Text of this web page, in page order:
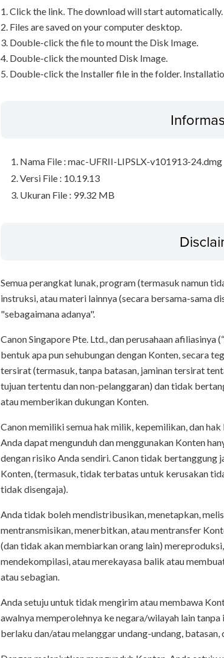
1. Click the link. The download will start automatically.
2. Files are saved on your computer desktop.
3. Double-click the file to mount the Disk Image.
4. Double-click the mounted Disk Image.
5. Double-click the Installer file in the folder.
Nama File : mac-UFRII-LIPSLX-v101913-24.dmg
Versi File : 10.19.13
Ukuran File : 99.32 MB
Semua perangkat lunak, program (termasuk namun
instruksi, atau materi lainnya (secara bersama-sama
"sebagaimana adanya".
Canon Singapore Pte. Ltd., dan perusahaan afiliasinya
bentuk apa pun sehubungan dengan Konten, secara
tersirat (termasuk, tanpa batasan, jaminan tersirat
tujuan tertentu dan non-pelanggaran) dan tidak
atau memberikan dukungan Konten.
Canon memiliki semua hak milik, kepemilikan, dan
Anda dapat mengunduh dan menggunakan Konten
dengan risiko Anda sendiri. Canon tidak bertanggung
Konten, (termasuk, tidak terbatas untuk kerusakan
tidak disengaja).
Anda tidak boleh mendistribusikan, menetapkan,
mentransmisikan, menerbitkan, atau mentransfer
(dan tidak akan membiarkan orang lain)
mendekompilasi, atau merekayasa balik atau
atau sebagian.
Anda setuju untuk tidak mengirim atau membawa
awalnya memperolehnya ke negara/wilayah lain
berlaku dan/atau melanggar undang-undang,